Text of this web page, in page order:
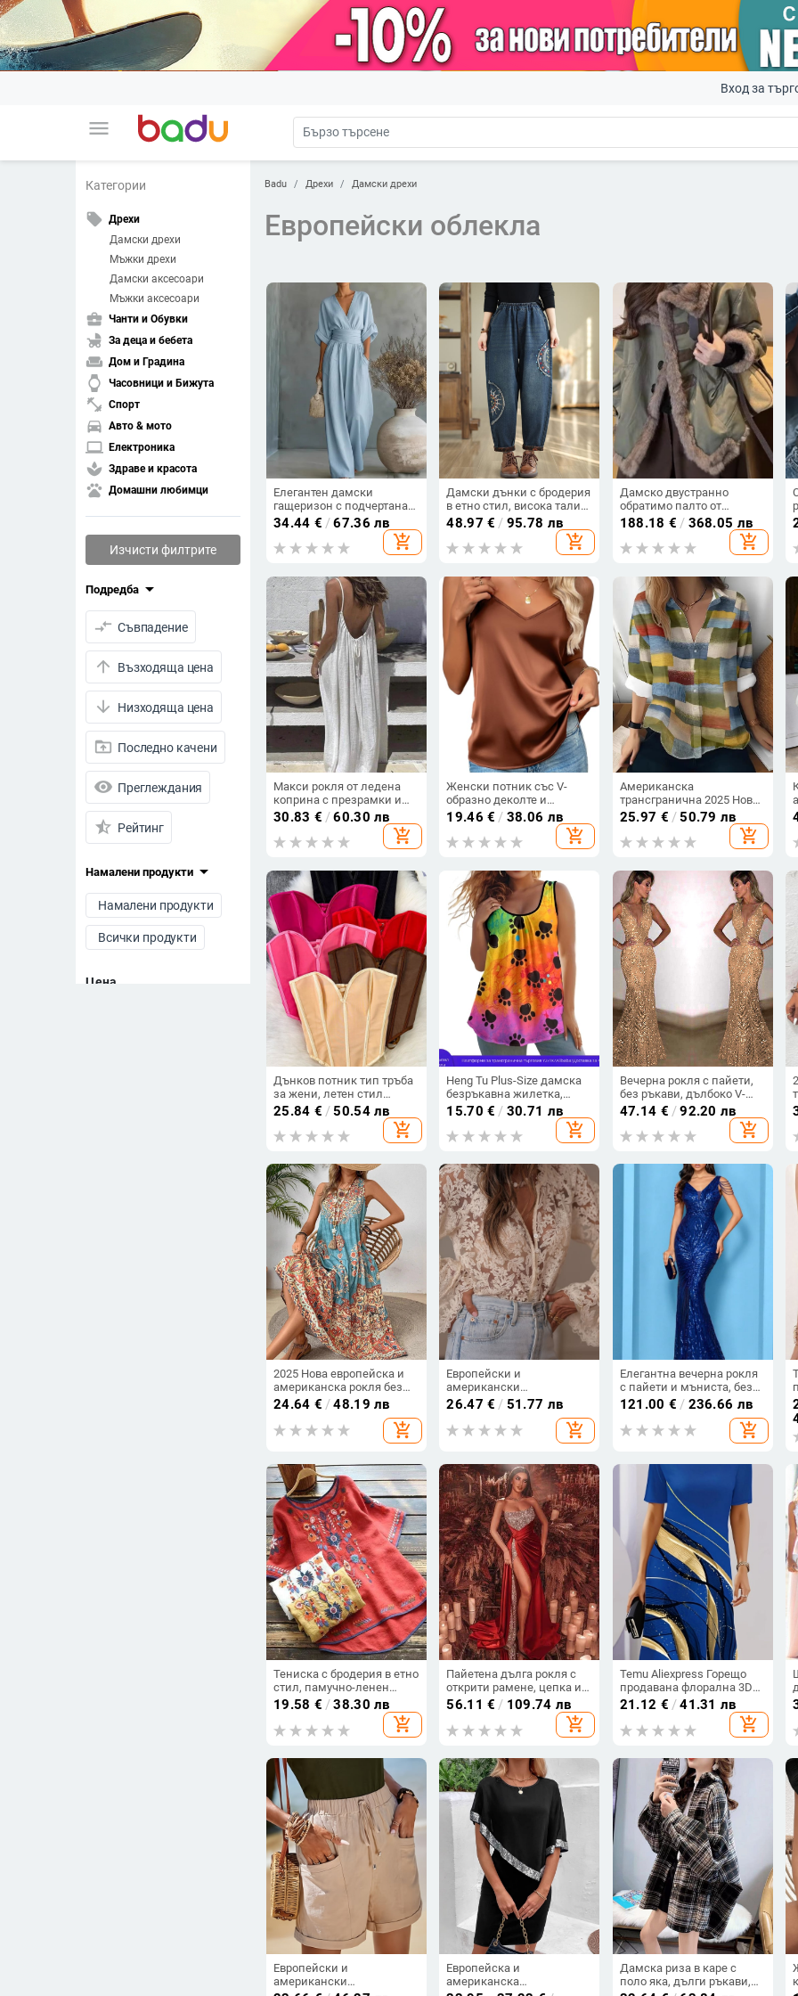
menu
Вход за
Категории
local_offer Дрехи
Дамски дрехи
Мъжки дрехи
Дамски аксесоари
Мъжки аксесоари
business_center Чанти и Обувки
child_friendly За деца и бебета
weekend Дом и Градина
watch Часовници и Бижута
fitness_center Спорт
directions_car Авто & мото
laptop Електроника
spa Здраве и красота
pets Домашни любимци
Изчисти филтрите
Подредба arrow_drop_down
compare_arrows Съвпадение
arrow_upward Възходяща цена
arrow_downward Низходяща цена
drive_folder_upload Последно качени
visibility Преглеждания
star_half Рейтинг
Намалени продукти arrow_drop_down
Намалени продукти
Всички продукти
Цена
Badu Дрехи Дамски дрехи
Европейски облекла
Елегантен дамски
гащеризон с подчертана
талия и V-образно
деколте, летен модел
2026
34.44 € /67.36 лв
add_shopping_cart
Дамски дънки с бродерия
в етно стил, висока талия,
свободна кройка, харем
панталони, плюс размери
48.97 € / 95.78 лв
add_shopping_cart
Дамско двустранно
обратимо палто от
изкуствен косъм, стояща
яка, дълги ръкави, зимно
топло
188.18 € / 368.05 лв
add_shopping_cart
Макси рокля от ледена
коприна с презрамки и
открит гръб, плисирана
30.83 € /60.30 лв
add_shopping_cart
Женски потник със V-
образно деколте и
регулируеми тънки
презрамки, свободен
силует, полиестер сатен,
Регулярна версия, Пролет
19.46 € / 38.06 лв
add_shopping_cart
Американска
трансгранична 2025 Нова
ежедневна универсална
модна висококачествена
раирана дамска риза с
25.97 € /50.79 лв
add_shopping_cart
Дънков потник тип тръба
за жени, летен стил
европейски/
американски, с връзки и
открит гръб, стройна
25.84 € /50.54 лв
add_shopping_cart
Heng Tu Plus-Size дамска
безръкавна жилетка,
дигитален животински
принт, полиестер, кръгло
деколте, свободен силует,
15.70 € / 30.71 лв
add_shopping_cart
Вечерна рокля с пайети,
без ръкави, дълбоко V-
образно деколте, силует
русалка, полиестерна
тъкан
47.14 € /92.20 лв
add_shopping_cart
2025 Нова европейска и
американска рокля без
ръкави с кръгло деколте и
трансграничен щампован
щампован празничен
24.64 € /48.19 лв
add_shopping_cart
Европейски и
американски
трансграничен износ 2025
японски и корейски
износ за жени K-стил
нова изрязана ежедневна
риза за жени
26.47 € / 51.77 лв
add_shopping_cart
Елегантна вечерна рокля
с пайети и мъниста, без
ръкави, прилепнала по
тялото, дълга рокля с
рибена опашка за дами
121.00 € / 236.66 лв
add_shopping_cart
Тениска с бродерия в етно
стил, памучно-ленен
плат, флорален мотив,
свободен силует
19.58 € /38.30 лв
add_shopping_cart
Пайетена дълга рокля с
открити рамене, цепка и
оверсайз силует
56.11 € / 109.74 лв
add_shopping_cart
Temu Aliexpress Горещо
продавана флорална 3D
дигитален печат модна
ежедневна широка
дамска рокля с кръгло
21.12 € /41.31 лв
add_shopping_cart
Европейски и
американски
Европейска и
американска
Дамска риза в каре с
поло яка, дълги ръкави,